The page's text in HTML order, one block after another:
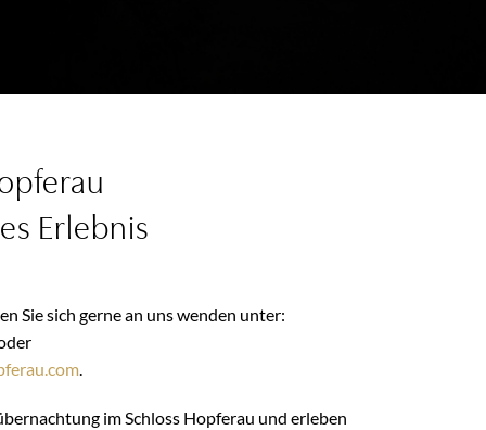
Erlebnis
Sie sich gerne an uns wenden unter:
.
im Schloss Hopferau und erleben